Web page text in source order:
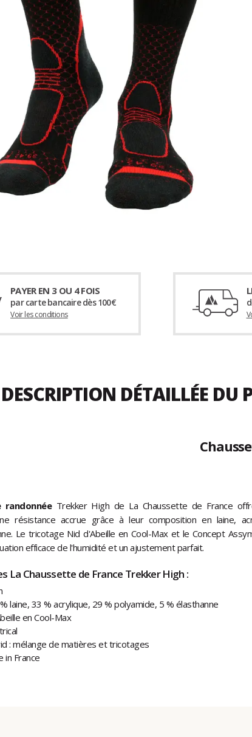
PAYER EN 3 OU 4 FOIS
par carte bancaire dès 100€
Voir les conditions
DESCRIPTION DÉTAILLÉE
randonnéeTrekker High de La Chaussette de France
résistance accrue grâce à leur composition en laine,
Le tricotage Nid d'Abeille en Cool-Max et le Concept
efficace de l'humidité et un ajustement parfait.
La Chaussette de France Trekker High :
laine, 33 % acrylique, 29 % polyamide, 5 % élasthanne
en Cool-Max
: mélange de matières et tricotages
in France